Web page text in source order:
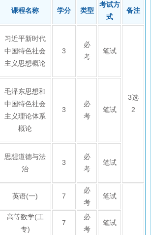
课程名称 学分 类型
考试方
式
备注
习近平新时代
中国特色社会
主义思想概论
3
必
考
笔试
3选
2
毛泽东思想和
中国特色社会
主义理论体系
概论
3
必
考
笔试
思想道德与法
治
3
必
考
笔试
英语(一) 7
必
考
笔试
高等数学(工
专)
7
必
考
笔试